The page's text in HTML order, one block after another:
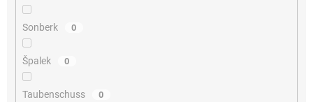
Sonberk 0
Špalek 0
Taubenschuss 0